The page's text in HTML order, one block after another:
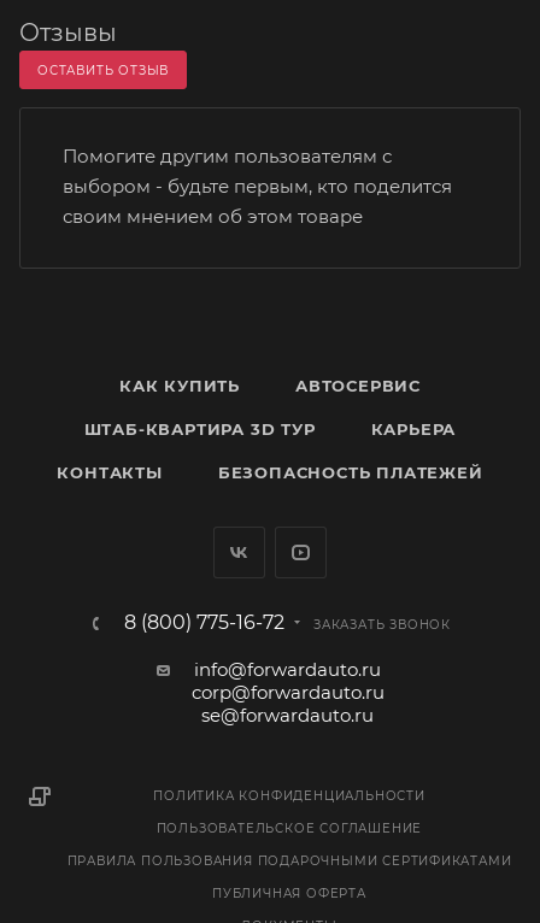
Отзывы
ОСТАВИТЬ ОТЗЫВ
Помогите другим пользователям с
выбором - будьте первым, кто поделится
своим мнением об этом товаре
КАК КУПИТЬ АВТОСЕРВИС
ШТАБ-КВАРТИРА 3D ТУР КАРЬЕРА
КОНТАКТЫ БЕЗОПАСНОСТЬ ПЛАТЕЖЕЙ
8 (800) 775-16-72 ЗАКАЗАТЬ ЗВОНОК
info@forwardauto.ru
corp@forwardauto.ru
se@forwardauto.ru
ПОЛИТИКА КОНФИДЕНЦИАЛЬНОСТИ
ПОЛЬЗОВАТЕЛЬСКОЕ СОГЛАШЕНИЕ
ПРАВИЛА ПОЛЬЗОВАНИЯ ПОДАРОЧНЫМИ СЕРТИФИКАТАМИ
ПУБЛИЧНАЯ ОФЕРТА